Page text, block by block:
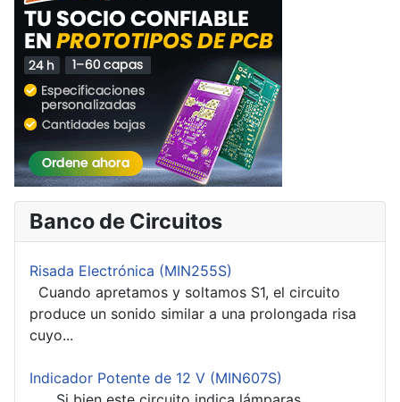
Banco de Circuitos
Risada Electrónica (MIN255S)
Cuando apretamos y soltamos S1, el circuito
produce un sonido similar a una prolongada risa
cuyo...
Indicador Potente de 12 V (MIN607S)